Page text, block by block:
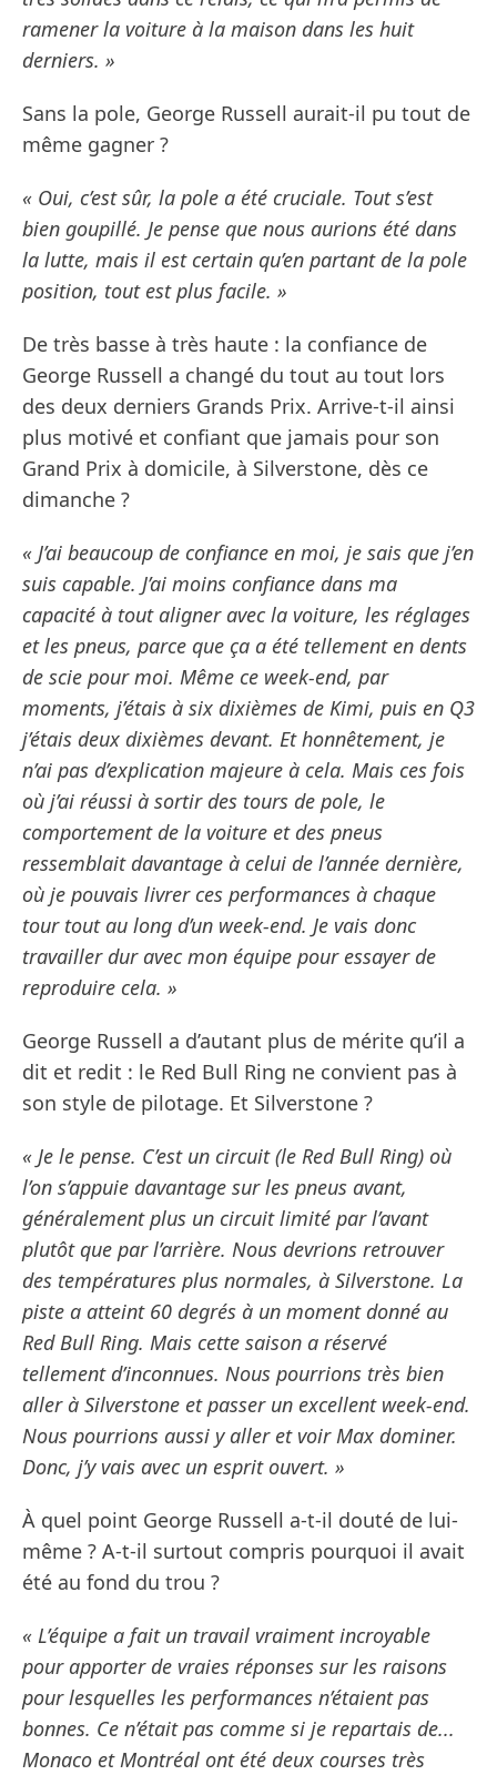
ramener la voiture à la maison dans les huit
derniers. »
Sans la pole, George Russell aurait-il pu tout de
même gagner ?
« Oui, c’est sûr, la pole a été cruciale. Tout s’est
bien goupillé. Je pense que nous aurions été dans
la lutte, mais il est certain qu’en partant de la pole
position, tout est plus facile. »
De très basse à très haute : la confiance de
George Russell a changé du tout au tout lors
des deux derniers Grands Prix. Arrive-t-il ainsi
plus motivé et confiant que jamais pour son
Grand Prix à domicile, à Silverstone, dès ce
dimanche ?
« J’ai beaucoup de confiance en moi, je sais que j’en
suis capable. J’ai moins confiance dans ma
capacité à tout aligner avec la voiture, les réglages
et les pneus, parce que ça a été tellement en dents
de scie pour moi. Même ce week-end, par
moments, j’étais à six dixièmes de Kimi, puis en Q3
j’étais deux dixièmes devant. Et honnêtement, je
n’ai pas d’explication majeure à cela. Mais ces fois
où j’ai réussi à sortir des tours de pole, le
comportement de la voiture et des pneus
ressemblait davantage à celui de l’année dernière,
où je pouvais livrer ces performances à chaque
tour tout au long d’un week-end. Je vais donc
travailler dur avec mon équipe pour essayer de
reproduire cela. »
George Russell a d’autant plus de mérite qu’il a
dit et redit : le Red Bull Ring ne convient pas à
son style de pilotage. Et Silverstone ?
« Je le pense. C’est un circuit (le Red Bull Ring) où
l’on s’appuie davantage sur les pneus avant,
généralement plus un circuit limité par l’avant
plutôt que par l’arrière. Nous devrions retrouver
des températures plus normales, à Silverstone. La
piste a atteint 60 degrés à un moment donné au
Red Bull Ring. Mais cette saison a réservé
tellement d’inconnues. Nous pourrions très bien
aller à Silverstone et passer un excellent week-end.
Nous pourrions aussi y aller et voir Max dominer.
Donc, j’y vais avec un esprit ouvert. »
À quel point George Russell a-t-il douté de lui-
même ? A-t-il surtout compris pourquoi il avait
été au fond du trou ?
« L’équipe a fait un travail vraiment incroyable
pour apporter de vraies réponses sur les raisons
pour lesquelles les performances n’étaient pas
bonnes. Ce n’était pas comme si je repartais de...
Monaco et Montréal ont été deux courses très